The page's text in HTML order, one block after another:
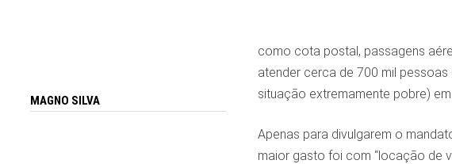
como cota postal, passagens
atender cerca de 700 mil
situação extremamente pobre) em
Apenas para divulgarem o
maior gasto foi com “locação de
MAGNO SILVA